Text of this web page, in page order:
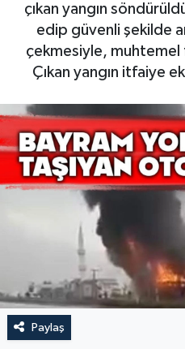
çıkan yangın
edip güvenli şekilde
çekmesiyle, muhtemel
Çıkan yangın itfaiye
Paylaş